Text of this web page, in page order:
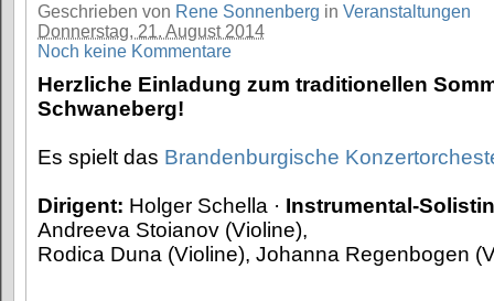
Geschrieben von Rene Sonnenberg in Veranstaltungen
Donnerstag, 21. August 2014
Noch keine Kommentare
Herzliche Einladung zum traditionellen
Schwaneberg!
Es spielt das Brandenburgische
Dirigent: Holger Schella · Instrumental-
Andreeva Stoianov (Violine),
Rodica Duna (Violine), Johanna Regenbogen